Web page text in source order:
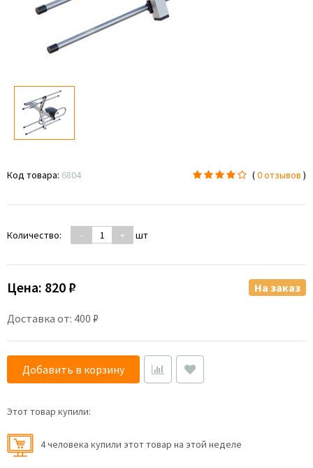
Код товара: 6804 (0 отзывов )
Количество: - + шт
Цена: 820 ₽
Доставка от: 400 ₽
На заказ
Добавить в корзину
Этот товар купили:
4 человекa купили этот товар на этой неделе